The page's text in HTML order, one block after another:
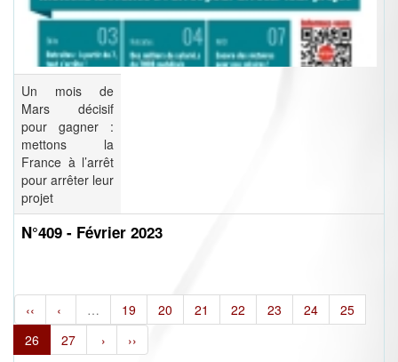
Un mois de
Mars décisif
pour gagner :
mettons la
France à l’arrêt
pour arrêter leur
projet
N°409 - Février 2023
‹‹ ‹ … 19 20 21 22 23 24
25
26
27 › ››